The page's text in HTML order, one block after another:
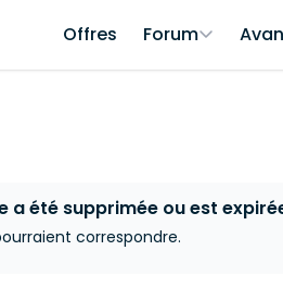
Offres Forum
a été supprimée ou est
correspondre.